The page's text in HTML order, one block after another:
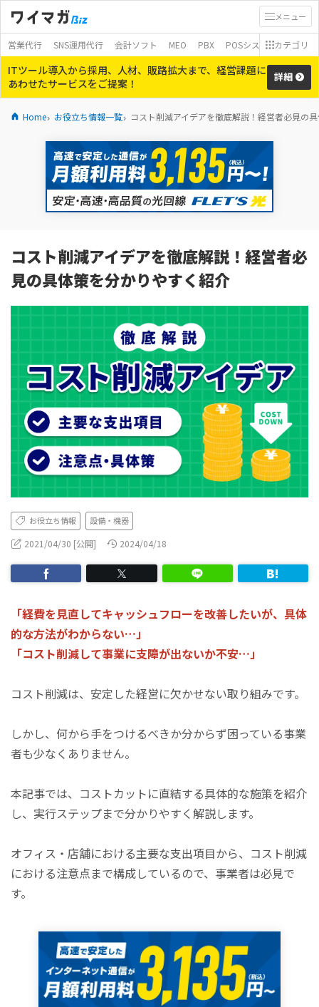
メニュー
営業代行 SNS運用代行 会計ソフト MEO PBX POSシステム モバイ
カテゴリ
ITツール導入から採用、人材、販路拡大まで、経営課題に
あわせたサービスをご提案！
詳細
Home お役立ち情報一覧 コスト削減アイデアを徹底解説！経営者必見の
コスト削減アイデアを徹底解説！経営者必
見の具体策を分かりやすく紹介
お役立ち情報 設備・機器
2021/04/30 [公開] 2024/04/18
「経費を見直してキャッシュフローを改善したいが、具体
的な方法がわからない…」
「コスト削減して事業に支障が出ないか不安…」
コスト削減は、安定した経営に欠かせない取り組みです。
しかし、何から手をつけるべきか分からず困っている事業
者も少なくありません。
本記事では、コストカットに直結する具体的な施策を紹介
し、実行ステップまで分かりやすく解説します。
オフィス・店舗における主要な支出項目から、コスト削減
における注意点まで構成しているので、事業者は必見で
す。